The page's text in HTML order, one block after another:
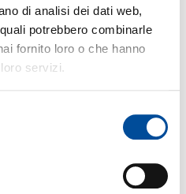
di analisi dei dati web,
potrebbero combinarle
fornito loro o che hanno
servizi.
Workshop